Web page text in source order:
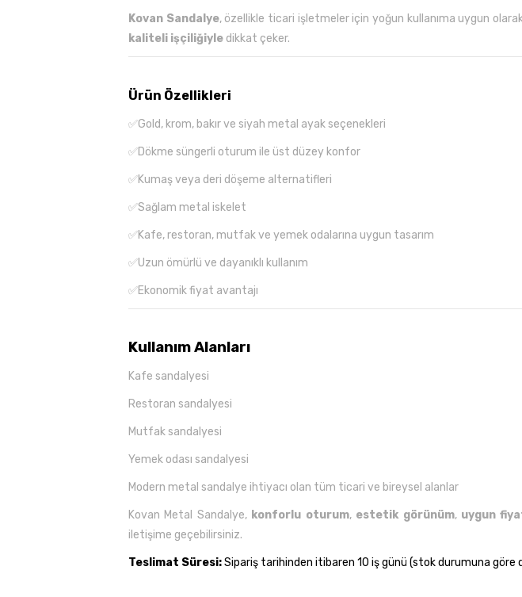
Kovan Sandalye, özellikle ticari işletmeler için yoğun kullanıma uygun
kaliteli işçiliğiyle dikkat çeker.
Ürün Özellikleri
✅Gold, krom, bakır ve siyah metal ayak seçenekleri
✅Dökme süngerli oturum ile üst düzey konfor
✅Kumaş veya deri döşeme alternatifleri
✅Sağlam metal iskelet
✅Kafe, restoran, mutfak ve yemek odalarına uygun tasarım
✅Uzun ömürlü ve dayanıklı kullanım
✅Ekonomik fiyat avantajı
Kullanım Alanları
Kafe sandalyesi
Restoran sandalyesi
Mutfak sandalyesi
Yemek odası sandalyesi
Modern metal sandalye ihtiyacı olan tüm ticari ve bireysel alanlar
Kovan Metal Sandalye, konforlu oturum, estetik görünüm, uygun
iletişime geçebilirsiniz.
Teslimat Süresi:Sipariş tarihinden itibaren 10 iş günü (stok durumuna göre